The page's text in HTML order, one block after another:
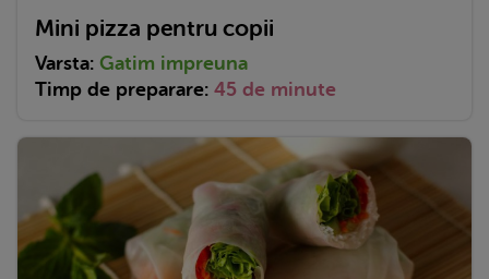
Mini pizza pentru copii
Varsta: Gatim impreuna
Timp de preparare: 45 de minute